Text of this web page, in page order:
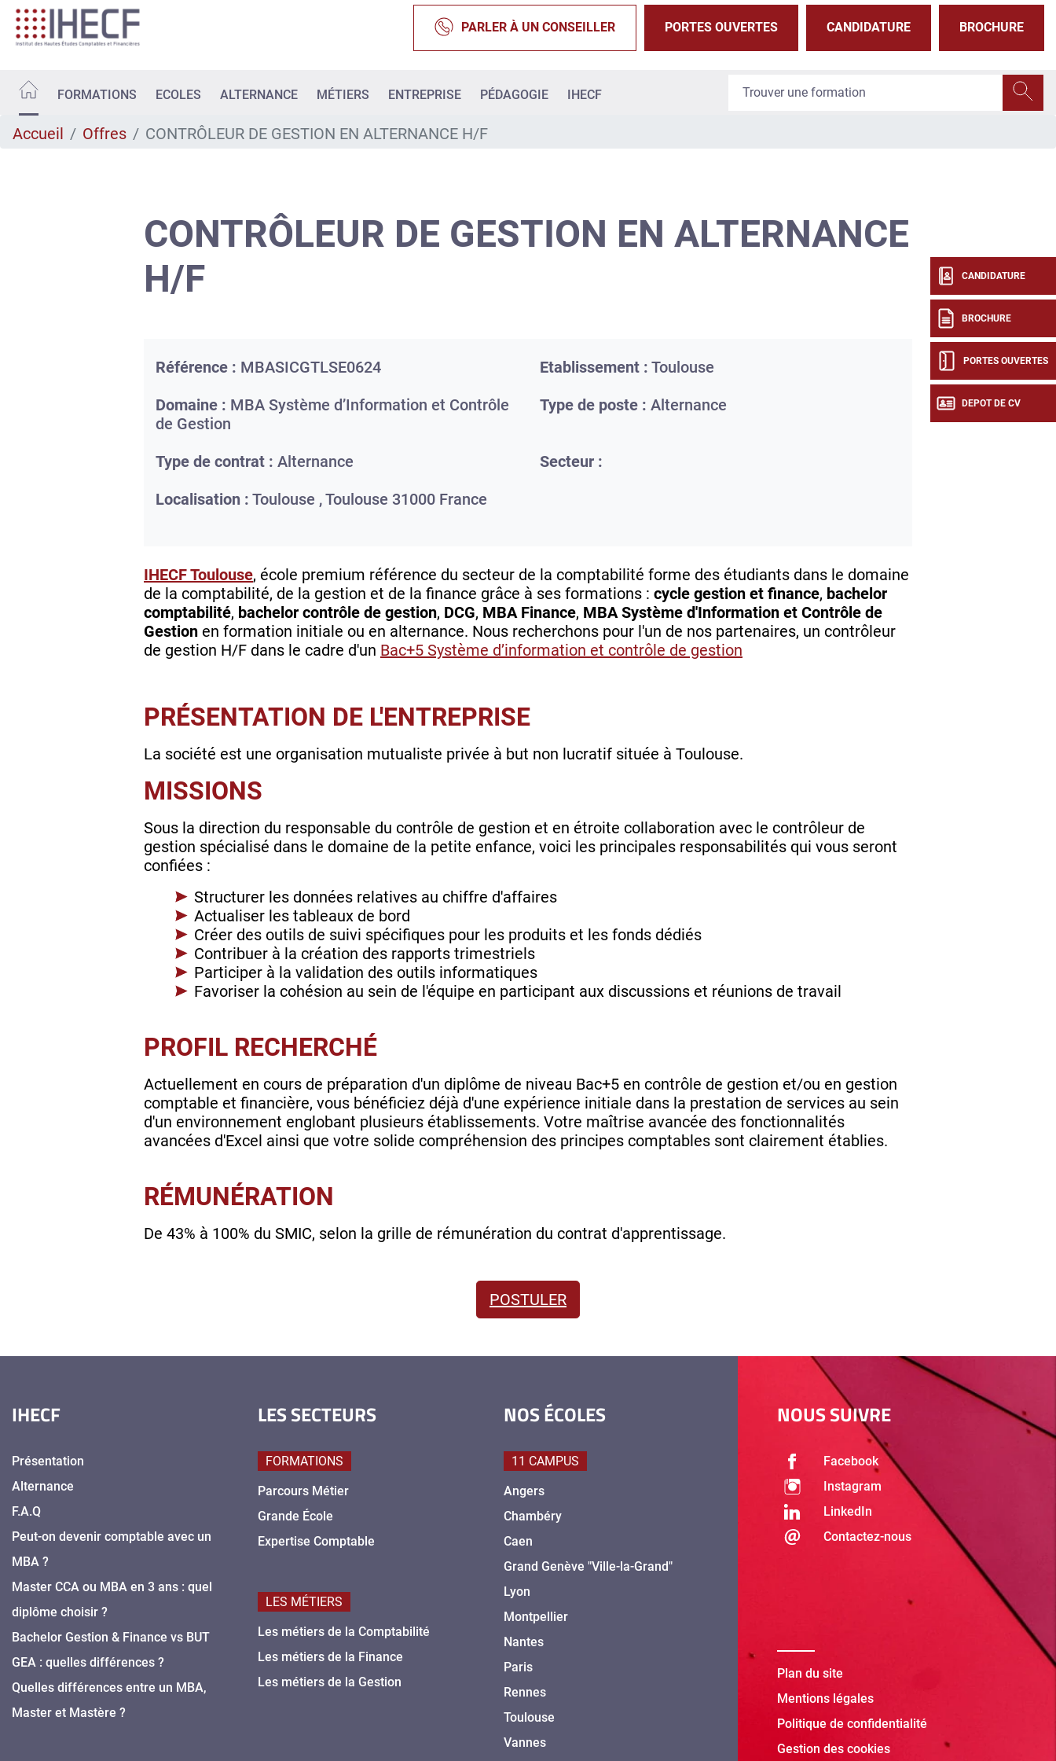
Aller
contenu
PARLER À UN CONSEILLER PORTES OUVERTES CANDIDATURE BROCHURE
FORMATIONS ECOLES ALTERNANCE MÉTIERS ENTREPRISE PÉDAGOGIE IHECF
CANDIDATURE
BROCHURE
PORTES OUVERTES
DEPOT DE CV
Accueil Offres CONTRÔLEUR DE GESTION EN ALTERNANCE H/F
CONTRÔLEUR DE GESTION EN ALTERNANCE
H/F
Référence : MBASICGTLSE0624 Etablissement : Toulouse
Domaine : MBA Système d’Information et Contrôle
de Gestion
Type de poste : Alternance
Type de contrat : Alternance
Secteur :
Localisation : Toulouse ,Toulouse 31000 France
IHECF Toulouse, école premium référence du secteur de la comptabilité forme des étudiants dans le domaine
de la comptabilité, de la gestion et de la finance grâce à ses formations : cycle gestion et finance, bachelor
comptabilité, bachelor contrôle de gestion, DCG, MBA Finance, MBA Système d'Information et Contrôle de
Gestion en formation initiale ou en alternance. Nous recherchons pour l'un de nos partenaires, un contrôleur
de gestion H/F dans le cadre d'un Bac+5 Système d’information et contrôle de gestion
PRÉSENTATION DE L'ENTREPRISE
La société est une organisation mutualiste privée à but non lucratif située à Toulouse.
MISSIONS
Sous la direction du responsable du contrôle de gestion et en étroite collaboration avec le contrôleur de
gestion spécialisé dans le domaine de la petite enfance, voici les principales responsabilités qui vous seront
confiées :
Structurer les données relatives au chiffre d'affaires
Actualiser les tableaux de bord
Créer des outils de suivi spécifiques pour les produits et les fonds dédiés
Contribuer à la création des rapports trimestriels
Participer à la validation des outils informatiques
Favoriser la cohésion au sein de l'équipe en participant aux discussions et réunions de travail
PROFIL RECHERCHÉ
Actuellement en cours de préparation d'un diplôme de niveau Bac+5 en contrôle de gestion et/ou en gestion
comptable et financière, vous bénéficiez déjà d'une expérience initiale dans la prestation de services au sein
d'un environnement englobant plusieurs établissements. Votre maîtrise avancée des fonctionnalités
avancées d'Excel ainsi que votre solide compréhension des principes comptables sont clairement établies.
RÉMUNÉRATION
De 43% à 100% du SMIC, selon la grille de rémunération du contrat d'apprentissage.
POSTULER
IHECF
Présentation
Alternance
F.A.Q
Peut-on devenir comptable avec un
MBA ?
Master CCA ou MBA en 3 ans : quel
diplôme choisir ?
Bachelor Gestion & Finance vs BUT
GEA : quelles différences ?
Quelles différences entre un MBA,
Master et Mastère ?
LES SECTEURS
FORMATIONS
Parcours Métier
Grande École
Expertise Comptable
LES MÉTIERS
Les métiers de la Comptabilité
Les métiers de la Finance
Les métiers de la Gestion
NOS ÉCOLES
11 CAMPUS
Angers
Chambéry
Caen
Grand Genève "Ville-la-Grand"
Lyon
Montpellier
Nantes
Paris
Rennes
Toulouse
Vannes
NOUS SUIVRE
Facebook
Instagram
LinkedIn
Contactez-nous
Plan du site
Mentions légales
Politique de confidentialité
Gestion des cookies